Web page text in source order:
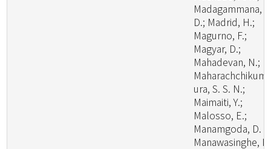
Madagammana,
D.; Madrid, H.;
Magurno, F.;
Magyar, D.;
Mahadevan, N.;
ura, S. S. N.;
Maimaiti, Y.;
Malosso, E.;
Manamgoda, D.
Manawasinghe, I.